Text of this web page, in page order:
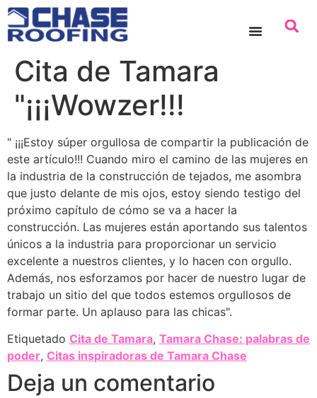
contenido
Cita de Tamara
"¡¡¡Wowzer!!!
" ¡¡¡Estoy súper orgullosa de compartir la publicación de
este artículo!!! Cuando miro el camino de las mujeres en
la industria de la construcción de tejados, me asombra
que justo delante de mis ojos, estoy siendo testigo del
próximo capítulo de cómo se va a hacer la
construcción. Las mujeres están aportando sus talentos
únicos a la industria para proporcionar un servicio
excelente a nuestros clientes, y lo hacen con orgullo.
Además, nos esforzamos por hacer de nuestro lugar de
trabajo un sitio del que todos estemos orgullosos de
formar parte. Un aplauso para las chicas".
Etiquetado Cita de Tamara, Tamara Chase: palabras de
poder, Citas inspiradoras de Tamara Chase
Deja un comentario